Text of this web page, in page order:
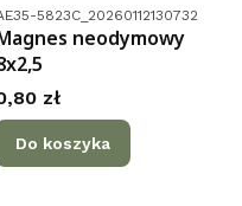
produktu
5823C_20260112130732
neodymowy
zł
Do koszyka